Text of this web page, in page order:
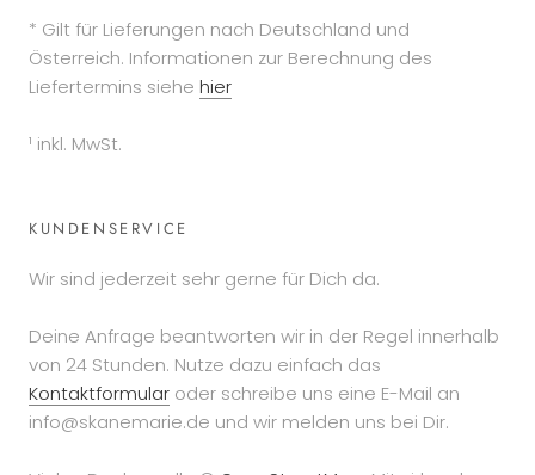
* Gilt für Lieferungen nach Deutschland und
Österreich. Informationen zur Berechnung des
Liefertermins siehe hier
¹ inkl. MwSt.
KUNDENSERVICE
Wir sind jederzeit sehr gerne für Dich da.
Deine Anfrage beantworten wir in der Regel innerhalb
von 24 Stunden. Nutze dazu einfach das
Kontaktformular oder schreibe uns eine E-Mail an
info@skanemarie.de und wir melden uns bei Dir.